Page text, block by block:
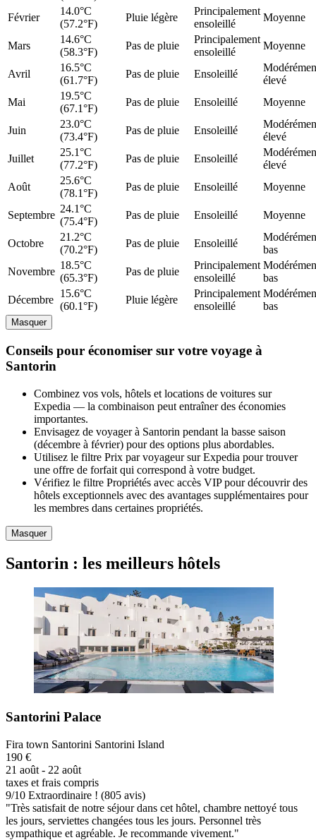
Février
14.0°C
(57.2°F)
Pluie légère
Principalement
ensoleillé
Moyenne
Mars
14.6°C
(58.3°F)
Pas de pluie
Principalement
ensoleillé
Moyenne
Avril
16.5°C
(61.7°F)
Pas de pluie Ensoleillé
élevé
Mai
19.5°C
(67.1°F)
Pas de pluie Ensoleillé Moyenne
Juin
23.0°C
(73.4°F)
Pas de pluie Ensoleillé
élevé
Juillet
25.1°C
(77.2°F)
Pas de pluie Ensoleillé
élevé
Août
25.6°C
(78.1°F)
Pas de pluie Ensoleillé Moyenne
Septembre
24.1°C
(75.4°F)
Pas de pluie Ensoleillé Moyenne
Octobre
21.2°C
(70.2°F)
Pas de pluie Ensoleillé
bas
Novembre
18.5°C
(65.3°F)
Pas de pluie
Principalement
ensoleillé
bas
Décembre
15.6°C
(60.1°F)
Pluie légère
Principalement
ensoleillé
bas
Masquer
Conseils pour économiser sur votre voyage à
Santorin
Combinez vos vols, hôtels et locations de voitures sur
Expedia — la combinaison peut entraîner des économies
importantes.
Envisagez de voyager à Santorin pendant la basse saison
(décembre à février) pour des options plus abordables.
Utilisez le filtre Prix par voyageur sur Expedia pour trouver
une offre de forfait qui correspond à votre budget.
Vérifiez le filtre Propriétés avec accès VIP pour découvrir des
hôtels exceptionnels avec des avantages supplémentaires pour
les membres dans certaines propriétés.
Masquer
Santorin : les meilleurs hôtels
Santorini Palace
Fira town Santorini Santorini Island
190 €
21 août - 22 août
taxes et frais compris
9/10 Extraordinaire ! (805 avis)
"Très satisfait de notre séjour dans cet hôtel, chambre nettoyé tous
les jours, serviettes changées tous les jours. Personnel très
sympathique et agréable. Je recommande vivement."